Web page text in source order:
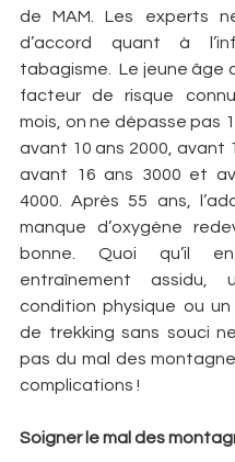
de MAM. Les experts
d’accord quant à
tabagisme.  Le jeune âge
facteur de risque
mois, on ne dépasse pas
avant 10 ans 2000, avant
avant 16 ans 3000 et
4000. Après 55 ans,
manque d’oxygène
bonne. Quoi qu’il
entraînement assidu,
condition physique ou
de trekking sans souci
pas du mal des
complications !
Soigner le mal des